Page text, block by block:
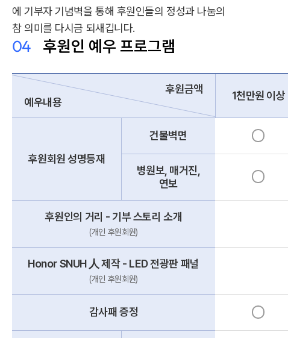
에 기부자 기념벽을 통해 후원인들의 정성과 나눔의
참 의미를 다시금 되새깁니다.
04 후원인 예우 프로그램
후원금액
예우내용
1천만원 이상
후원회원 성명등재
건물벽면
병원보, 매거진,
연보
후원인의 거리 - 기부 스토리 소개
(개인 후원회원)
Honor SNUH 人 제작 - LED 전광판 패널
(개인 후원회원)
감사패 증정